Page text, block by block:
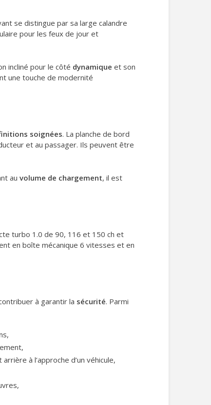
se distingue par sa large calandre
pour les feux de jour et
incliné pour le côté dynamique et son
une touche de modernité
soignées. La planche de bord
et au passager. Ils peuvent être
au volume de chargement, il est
turbo 1.0 de 90, 116 et 150 ch et
en boîte mécanique 6 vitesses et en
à garantir la sécurité. Parmi
à l’approche d’un véhicule,